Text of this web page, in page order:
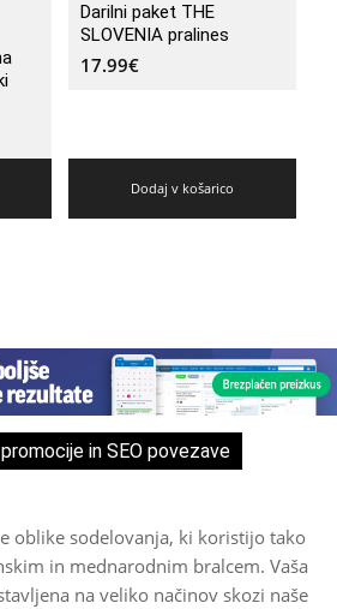
Darilni paket THE
SLOVENIA pralines
17.99€
Dodaj v košarico
in SEO povezave
oblike sodelovanja, ki koristijo tako
in mednarodnim bralcem. Vaša
na veliko načinov skozi naše